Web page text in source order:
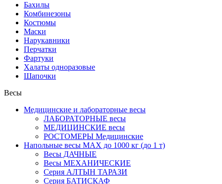
Бахилы
Комбинезоны
Костюмы
Маски
Нарукавники
Перчатки
Фартуки
Халаты одноразовые
Шапочки
Весы
Медицинские и лабораторные весы
ЛАБОРАТОРНЫЕ весы
МЕДИЦИНСКИЕ весы
РОСТОМЕРЫ Медицинские
Напольные весы MAX до 1000 кг (до 1 т)
Весы ДАЧНЫЕ
Весы МЕХАНИЧЕСКИЕ
Серия АЛТЫН ТАРАЗИ
Серия БАТИСКАФ